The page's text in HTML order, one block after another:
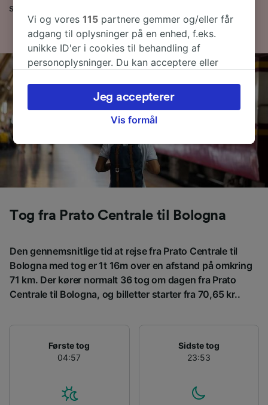
søgning med os i dag!
Tog fra Prato Centrale til Bologna
Den gennemsnitlige tid at rejse fra Prato Centrale til
Bologna med tog er 1t 16m over en afstand på omkring
71 km. Der kører normalt 36 tog om dagen fra Prato
Centrale til Bologna, og billetter starter fra 70,65 kr..
Første tog
04:57
Sidste tog
23:53
Vi og vores115 partnere gemmer og/eller får
adgang til oplysninger på en enhed, f.eks.
unikke ID'er i cookies til behandling af
personoplysninger. Du kan acceptere eller
herunder din ret til at gøre indsigelse, hvor
legitim interesse bruges, eller når som helst på
siden om privatlivspolitik. Disse valg
browsingdata. Dine data vil ikke blive brugt til
sporingsformål, hvis du har bedt os om ikke at
spore dig.
levere:
enhedskarakteristika til identifikation.
Opbevare og/eller tilgå oplysninger på en
enhed. Tilpasset annoncering og indhold,
annoncerings- og indholdsmåling,
målgruppeundersøgelser og udvikling af
Vis formål
Jeg accepterer